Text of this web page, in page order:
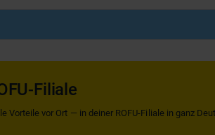
Filiale
Vorteile vor Ort — in deiner ROFU-Filiale in ganz